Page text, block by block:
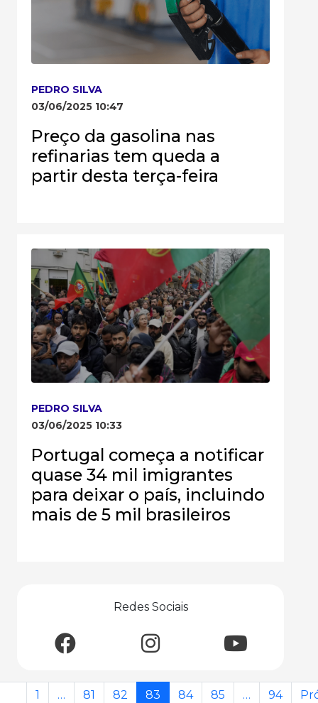
PEDRO SILVA
03/06/2025 10:47
Preço da gasolina nas
refinarias tem queda a
partir desta terça-feira
PEDRO SILVA
03/06/2025 10:33
Portugal começa a notificar
quase 34 mil imigrantes
para deixar o país, incluindo
mais de 5 mil brasileiros
Redes Sociais
1 … 81 82 83 84 85 … 94